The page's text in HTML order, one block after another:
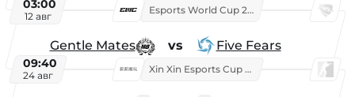
03:00
12 авг
Esports World Cup 2026
Gentle Mates vs Five Fears
09:40
24 авг
Xin Xin Esports Cup 2025